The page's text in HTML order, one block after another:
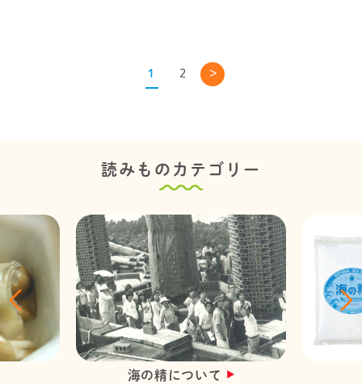
1 2 >
読みものカテゴリー
海の精について